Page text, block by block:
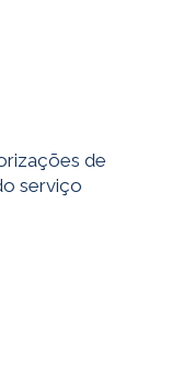
de
serviço